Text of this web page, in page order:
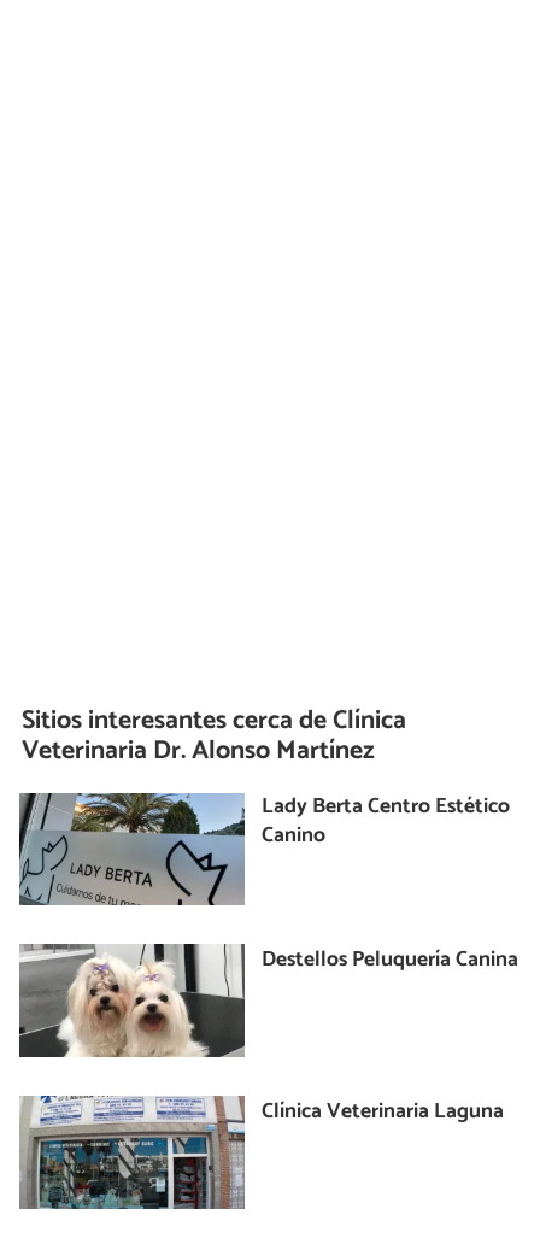
Sitios interesantes cerca deClínica
Veterinaria Dr. Alonso Martínez
Lady Berta Centro Estético
Canino
Destellos Peluquería Canina
Clínica Veterinaria Laguna